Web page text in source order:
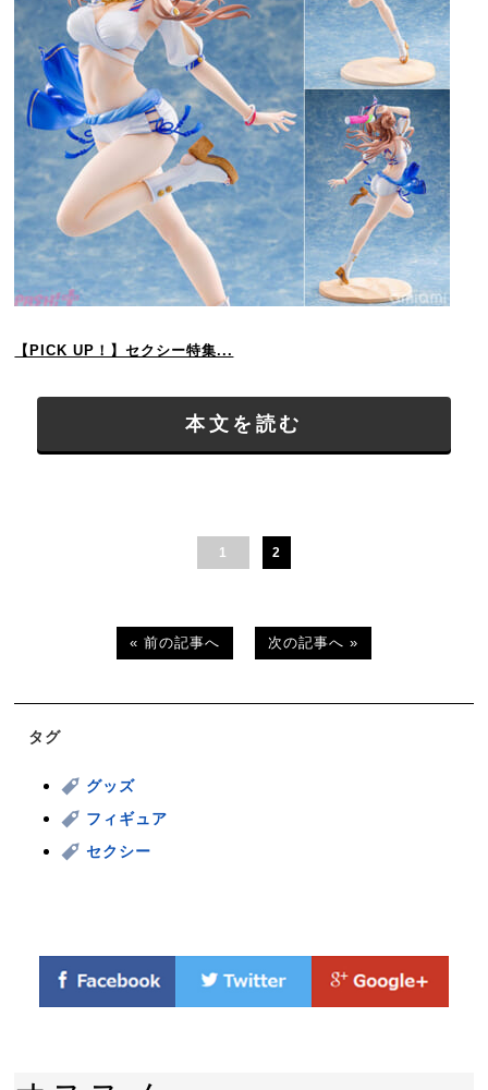
【PICK UP！】セクシー特集...
本文を読む
1 2
« 前の記事へ 次の記事へ »
タグ
グッズ
フィギュア
セクシー